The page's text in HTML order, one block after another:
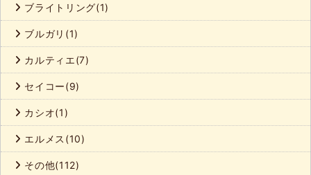
ブライトリング(1)
ブルガリ(1)
カルティエ(7)
セイコー(9)
カシオ(1)
エルメス(10)
その他(112)